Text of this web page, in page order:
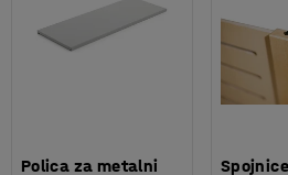
Polica za metalni